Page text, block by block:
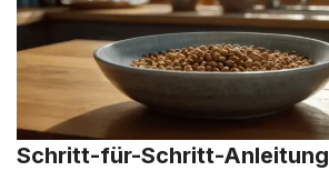
Schritt-für-Schritt-Anleitung